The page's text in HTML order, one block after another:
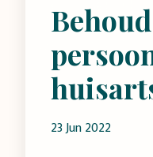
23 Jun 2022